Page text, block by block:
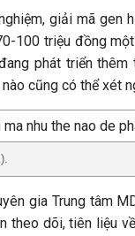
giải mã gen
100 triệu đồng
phát triển
cũng có thể xét
gia Trung tâm
theo dõi, tiên liệu